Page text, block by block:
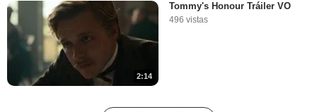
2:14
Tommy's Honour Tráiler VO
496 vistas